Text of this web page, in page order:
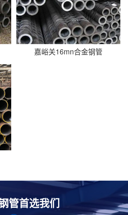
嘉峪关16mn合金钢管
管首选我们